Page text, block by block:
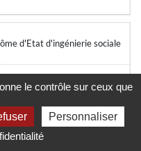
d'Etat d'ingénierie sociale
Du11/09/2026
le contrôle sur ceux que
Personnaliser